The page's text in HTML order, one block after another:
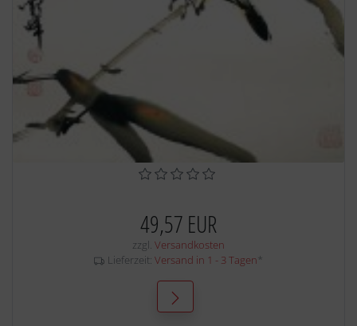
49,57 EUR
zzgl. Versandkosten
Lieferzeit: Versand in 1 - 3 Tagen *